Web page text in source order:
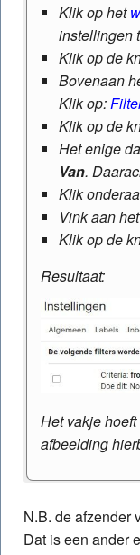
Klik op het
instellingen
Klik op de
Bovenaan
Klik op:
Klik op de
Het enige
Van.
Klik
Vink aan
Klik op de
Resultaat:
Het vakje
afbeelding
apparaat
Klik met
Hotmail, MSN
N.B. de afzender
Dat is een ander